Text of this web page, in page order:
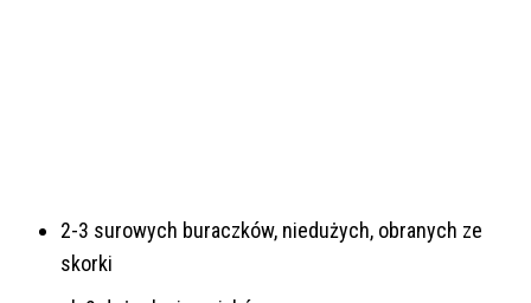
2-3 surowych buraczków, niedużych, obranych ze
skorki